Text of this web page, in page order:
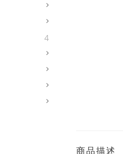
4
商品描述